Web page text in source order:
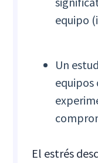
equipo
Un
equipos
El estrés